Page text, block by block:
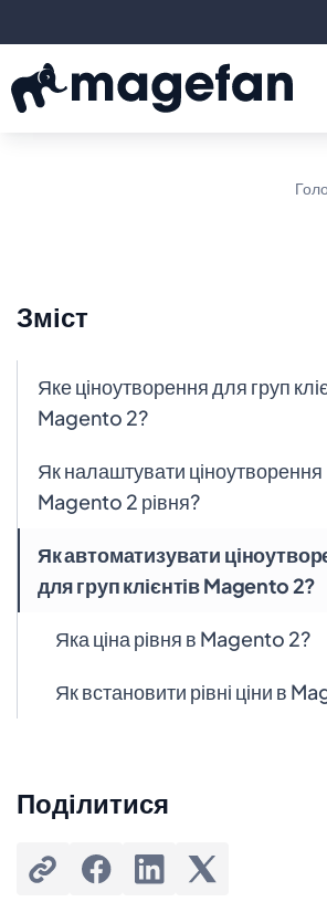
Зміст
Яке ціноутворення для груп
Magento 2?
Як налаштувати ціноутворення
Magento 2 рівня?
Як автоматизувати
для груп клієнтів Magento 2?
Яка ціна рівня в Magento 2?
Як встановити рівні ціни в
Поділитися